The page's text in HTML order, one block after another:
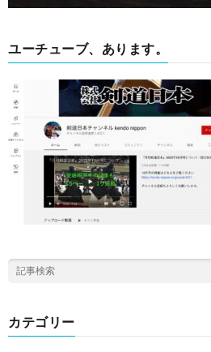
ユーチューブ、あります。
カテゴリー